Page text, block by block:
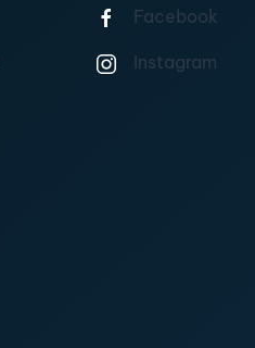
Facebook
Instagram